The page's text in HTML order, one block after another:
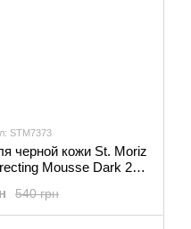
STM7373
черной кожи St. Moriz
Mousse Dark 200
540 грн